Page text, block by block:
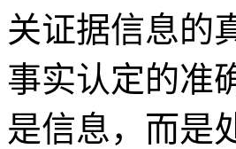
关证据信息的
事实认定的准
是信息，而是